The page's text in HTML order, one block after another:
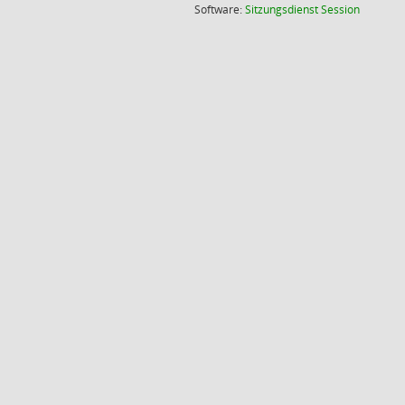
Software:SitzungsdienstSession(Wird in